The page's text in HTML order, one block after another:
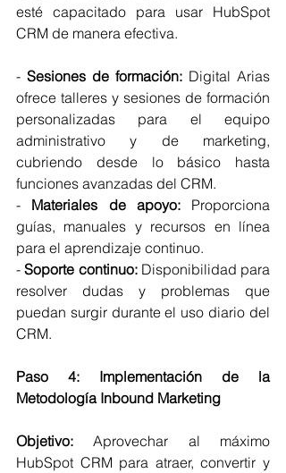
esté capacitado para usar HubSpot
CRM de manera efectiva.
- Sesiones de formación: Digital Arias
ofrece talleres y sesiones de formación
personalizadas para el equipo
administrativo y de marketing,
cubriendo desde lo básico hasta
funciones avanzadas del CRM.
- Materiales de apoyo: Proporciona
guías, manuales y recursos en línea
para el aprendizaje continuo.
- Soporte continuo: Disponibilidad para
resolver dudas y problemas que
puedan surgir durante el uso diario del
CRM.
Paso 4: Implementación de la
Metodología Inbound Marketing
Objetivo: Aprovechar al máximo
HubSpot CRM para atraer, convertir y